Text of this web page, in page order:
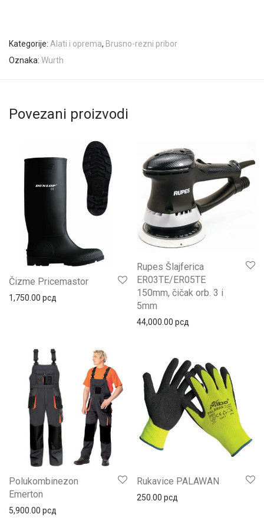
Kategorije: Alati i oprema, Brusno-rezni pribor
Oznaka: Wurth
Povezani proizvodi
Čizme Pricemastor
1,750.00 рсд
Rupes Šlajferica
ER03TE/ER05TE
150mm, čičak orb. 3 i
5mm
44,000.00 рсд
Polukombinezon
Emerton
5,900.00 рсд
Rukavice PALAWAN
250.00 рсд